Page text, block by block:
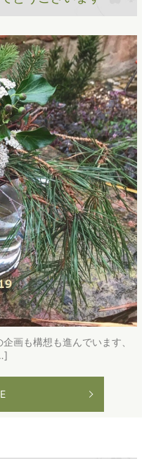
画も構想も進んでいます、